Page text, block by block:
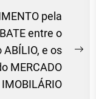
pela
entre o
e os
MERCADO
IMOBILÁRIO